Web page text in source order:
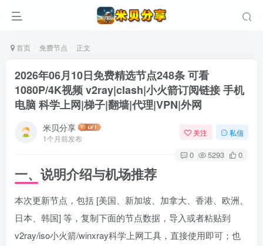
首页 免费节点 正文
2026年06月10日免费精选节点248条 可看
1080P/4K视频 v2ray|clash|小火箭订阅链接 手机
电脑 科学上网|梯子|翻墙|代理|VPN|外网
米贝分享
1个月前发布
关注 私信
0 5293 0
一、说明介绍与机场推荐
本次更新节点，包括 [美国、新加坡、加拿大、香港、欧洲、
日本、韩国] 等，复制下面的节点数据，导入或者粘贴到
v2ray/iso小火箭/winxray科学上网工具，直接使用即可；也